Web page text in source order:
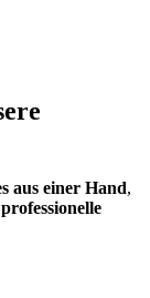
aus einer Hand,